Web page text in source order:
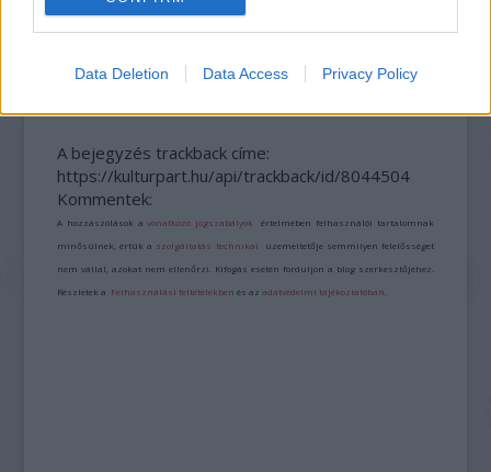
Data Deletion Data Access Privacy Policy
INGYENESEN MEGTEKINTHETŐ ÚJ KIÁLLÍTÁS A
A bejegyzés trackback címe:
https://kulturpart.hu/api/trackback/id/8044504
Kommentek:
A hozzászólások avonatkozó jogszabályok értelmében felhasználói tartalomnak
minősülnek, értük a szolgáltatás technikai üzemeltetője semmilyen felelősséget
nem vállal, azokat nem ellenőrzi. Kifogás esetén forduljon a blog szerkesztőjéhez.
Részletek a Felhasználási feltételekben és azadatvédelmi tájékoztatóban